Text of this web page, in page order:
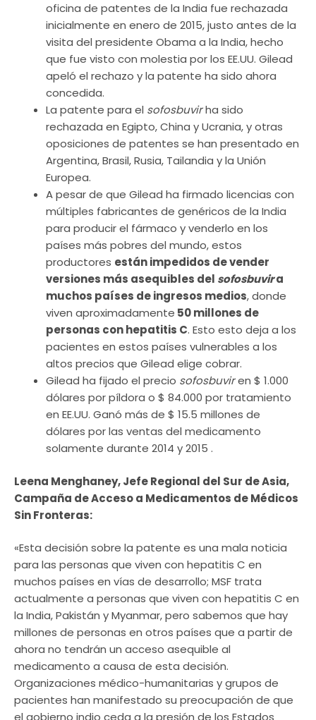
oficina de patentes de la India fue rechazada
inicialmente en enero de 2015, justo antes de la
visita del presidente Obama a la India, hecho
que fue visto con molestia por los EE.UU. Gilead
apeló el rechazo y la patente ha sido ahora
concedida.
La patente para el sofosbuvirha sido
rechazada en Egipto, China y Ucrania, y otras
oposiciones de patentes se han presentado en
Argentina, Brasil, Rusia, Tailandia y la Unión
Europea.
A pesar de que Gilead ha firmado licencias con
múltiples fabricantes de genéricos de la India
para producir el fármaco y venderlo en los
países más pobres del mundo, estos
productores están impedidos de vender
versiones más asequibles del sofosbuvira
muchos países de ingresos medios, donde
viven aproximadamente 50 millones de
personas con hepatitis C. Esto esto deja a los
pacientes en estos países vulnerables a los
altos precios que Gilead elige cobrar.
Gilead ha fijado el precio sofosbuviren $ 1.000
dólares por píldora o $ 84.000 por tratamiento
en EE.UU. Ganó más de $ 15.5 millones de
dólares por las ventas del medicamento
solamente durante 2014 y 2015 .
Leena Menghaney, Jefe Regional del Sur de Asia,
Campaña de Acceso a Medicamentos de Médicos
Sin Fronteras:
«Esta decisión sobre la patente es una mala noticia
para las personas que viven con hepatitis C en
muchos países en vías de desarrollo; MSF trata
actualmente a personas que viven con hepatitis C en
la India, Pakistán y Myanmar, pero sabemos que hay
millones de personas en otros países que a partir de
ahora no tendrán un acceso asequible al
medicamento a causa de esta decisión.
Organizaciones médico-humanitarias y grupos de
pacientes han manifestado su preocupación de que